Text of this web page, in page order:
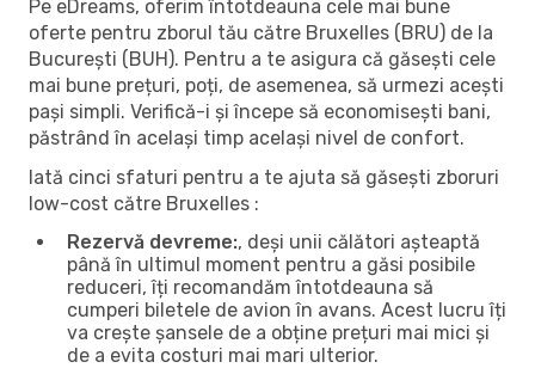
Pe eDreams, oferim întotdeauna cele mai bune
oferte pentru zborul tău către Bruxelles (BRU) de la
București (BUH). Pentru a te asigura că găsești cele
mai bune prețuri, poți, de asemenea, să urmezi acești
pași simpli. Verifică-i și începe să economisești bani,
păstrând în același timp același nivel de confort.
Iată cinci sfaturi pentru a te ajuta să găsești zboruri
low-cost către Bruxelles :
Rezervă devreme:, deși unii călători așteaptă
până în ultimul moment pentru a găsi posibile
reduceri, îți recomandăm întotdeauna să
cumperi biletele de avion în avans. Acest lucru îți
va crește șansele de a obține prețuri mai mici și
de a evita costuri mai mari ulterior.